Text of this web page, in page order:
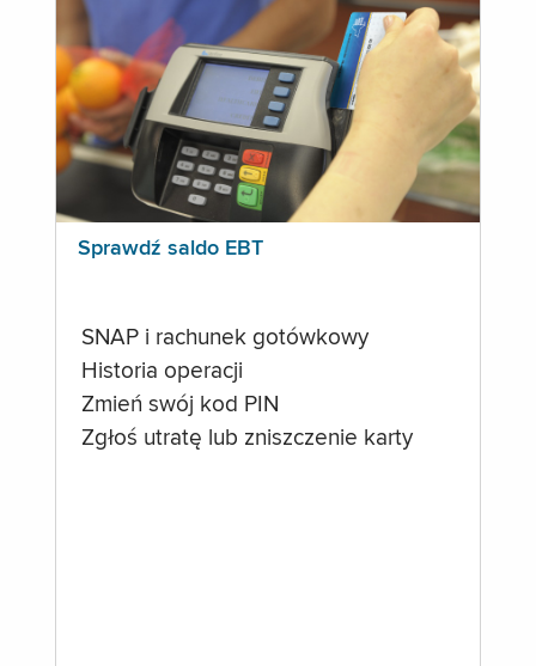
Sprawdź saldo EBT
SNAP i rachunek gotówkowy
Historia operacji
Zmień swój kod PIN
Zgłoś utratę lub zniszczenie karty